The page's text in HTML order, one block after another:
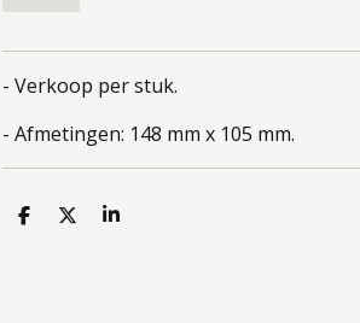
- Verkoop per stuk.
- Afmetingen: 148 mm x 105 mm.
D
D
S